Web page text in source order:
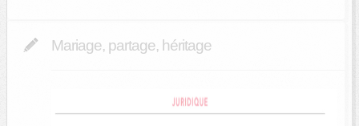
Mariage, partage, héritage